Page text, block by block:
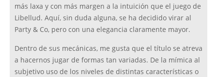
más laxa y con más margen a la intuición que el juego de
Libellud. Aquí, sin duda alguna, se ha decidido virar al
Party & Co, pero con una elegancia claramente mayor.
Dentro de sus mecánicas, me gusta que el título se atreva
a hacernos jugar de formas tan variadas. De la mímica al
subjetivo uso de los niveles de distintas características o